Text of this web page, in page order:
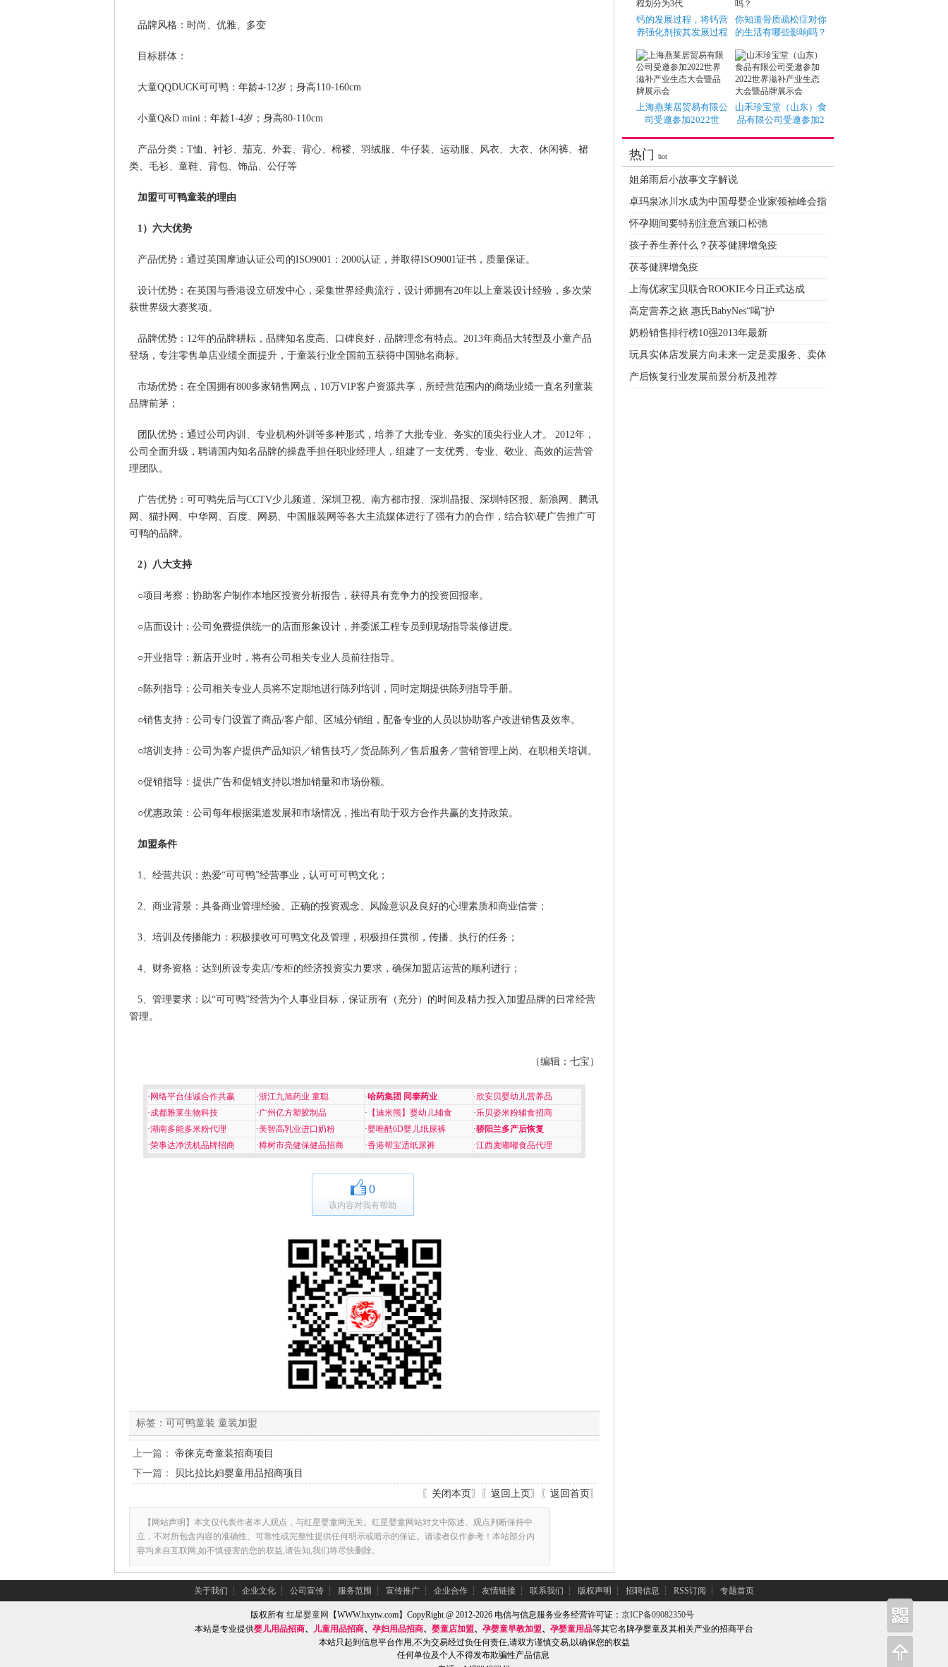
品牌风格：时尚、优雅、多变
目标群体：
大童QQDUCK可可鸭：年龄4-12岁；身高110-160cm
小童Q&D mini：年龄1-4岁；身高80-110cm
产品分类：T恤、衬衫、茄克、外套、背心、棉褛、羽绒服、牛仔装、运动服、风衣、大衣、休闲裤、裙
类、毛衫、童鞋、背包、饰品、公仔等
加盟可可鸭童装的理由
1）六大优势
产品优势：通过英国摩迪认证公司的ISO9001：2000认证，并取得ISO9001证书，质量保证。
设计优势：在英国与香港设立研发中心，采集世界经典流行，设计师拥有20年以上童装设计经验，多次荣
获世界级大赛奖项。
品牌优势：12年的品牌耕耘，品牌知名度高、口碑良好，品牌理念有特点。2013年商品大转型及小童产品
登场，专注零售单店业绩全面提升，于童装行业全国前五获得中国驰名商标。
市场优势：在全国拥有800多家销售网点，10万VIP客户资源共享，所经营范围内的商场业绩一直名列童装
品牌前茅；
团队优势：通过公司内训、专业机构外训等多种形式，培养了大批专业、务实的顶尖行业人才。 2012年，
公司全面升级，聘请国内知名品牌的操盘手担任职业经理人，组建了一支优秀、专业、敬业、高效的运营管
理团队。
广告优势：可可鸭先后与CCTV少儿频道、深圳卫视、南方都市报、深圳晶报、深圳特区报、新浪网、腾讯
网、猫扑网、中华网、百度、网易、中国服装网等各大主流媒体进行了强有力的合作，结合软\硬广告推广可
可鸭的品牌。
2）八大支持
○项目考察：协助客户制作本地区投资分析报告，获得具有竞争力的投资回报率。
○店面设计：公司免费提供统一的店面形象设计，并委派工程专员到现场指导装修进度。
○开业指导：新店开业时，将有公司相关专业人员前往指导。
○陈列指导：公司相关专业人员将不定期地进行陈列培训，同时定期提供陈列指导手册。
○销售支持：公司专门设置了商品/客户部、区域分销组，配备专业的人员以协助客户改进销售及效率。
○培训支持：公司为客户提供产品知识／销售技巧／货品陈列／售后服务／营销管理上岗、在职相关培训。
○促销指导：提供广告和促销支持以增加销量和市场份额。
○优惠政策：公司每年根据渠道发展和市场情况，推出有助于双方合作共赢的支持政策。
加盟条件
1、经营共识：热爱“可可鸭”经营事业，认可可可鸭文化；
2、商业背景：具备商业管理经验、正确的投资观念、风险意识及良好的心理素质和商业信誉；
3、培训及传播能力：积极接收可可鸭文化及管理，积极担任贯彻，传播、执行的任务；
4、财务资格：达到所设专卖店/专柜的经济投资实力要求，确保加盟店运营的顺利进行；
5、管理要求：以“可可鸭”经营为个人事业目标，保证所有（充分）的时间及精力投入加盟品牌的日常经营
管理。
（编辑：七宝）
· 网络平台佳诚合作共赢 ·浙江九旭药业 童聪 ·哈药集团 同泰药业 ·欣安贝婴幼儿营养品
·成都雅莱生物科技 ·广州亿方塑胶制品 · 【迪米熊】婴幼儿辅食 ·乐贝姿米粉辅食招商
·湖南多能多米粉代理 ·美智高乳业进口奶粉 ·婴唯酷6D婴儿纸尿裤 ·骄阳兰多产后恢复
·荣事达净洗机品牌招商 ·樟树市亮健保健品招商 ·香港帮宝适纸尿裤 ·江西麦嘟嘟食品代理
0
该内容对我有帮助
标签： 可可鸭童装 童装加盟
上一篇： 帝徕克奇童装招商项目
下一篇：
贝比拉比妇婴童用品招商项目
〖 关闭本页〗〖 返回上页〗〖 返回首页〗
【网站声明】本文仅代表作者本人观点，与红星婴童网无关。红星婴童网站对文中陈述、观点判断保持中
立，不对所包含内容的准确性、可靠性或完整性提供任何明示或暗示的保证。请读者仅作参考！本站部分内
容均来自互联网,如不慎侵害的您的权益,请告知,我们将尽快删除。
钙的发展过程，将钙营
养强化剂按其发展过程
你知道骨质疏松症对你
的生活有哪些影响吗？
上海燕莱居贸易有限公
司受邀参加2022世
山禾珍宝堂（山东）食
品有限公司受邀参加2
热门 hot
姐弟雨后小故事文字解说
卓玛泉冰川水成为中国母婴企业家领袖峰会指
怀孕期间要特别注意宫颈口松弛
孩子养生养什么？茯苓健脾增免疫
茯苓健脾增免疫
上海优家宝贝联合ROOKIE今日正式达成
高定营养之旅 惠氏BabyNes“喝”护
奶粉销售排行榜10强2013年最新
玩具实体店发展方向未来一定是卖服务、卖体
产后恢复行业发展前景分析及推荐
关于我们 ┆ 企业文化 ┆ 公司宣传 ┆ 服务范围 ┆ 宣传推广 ┆ 企业合作 ┆ 友情链接 ┆ 联系我们 ┆ 版权声明 ┆ 招聘信息 ┆ RSS订阅 ┆ 专题首页
版权所有 红星婴童网 【WWW.hxytw.com】CopyRight @ 2012-2026 电信与信息服务业务经营许可证： 京ICP备09082350号
本站是专业提供婴儿用品招商、 儿童用品招商、 孕妇用品招商、 婴童店加盟、 孕婴童早教加盟、 孕婴童用品等其它名牌孕婴童及其相关产业的招商平台
本站只起到信息平台作用,不为交易经过负任何责任,请双方谨慎交易,以确保您的权益
任何单位及个人不得发布欺骗性产品信息